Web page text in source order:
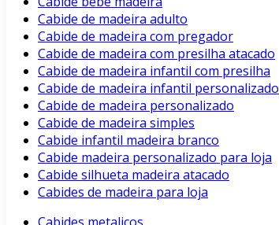
Cabide de madeira adulto
Cabide de madeira com pregador
Cabide de madeira com presilha atacado
Cabide de madeira infantil com presilha
Cabide de madeira infantil personalizado
Cabide de madeira personalizado
Cabide de madeira simples
Cabide infantil madeira branco
Cabide madeira personalizado para loja
Cabide silhueta madeira atacado
Cabides de madeira para loja